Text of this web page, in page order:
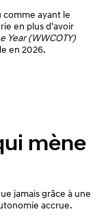
comme ayant le
en plus d'avoir
Year (WWCOTY)
en 2026.
mène
jamais grâce à une
accrue.